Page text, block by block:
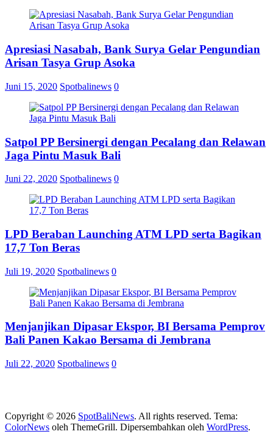
Apresiasi Nasabah, Bank Surya Gelar Pengundian
Arisan Tasya Grup Asoka
Juni 15, 2020 Spotbalinews 0
Satpol PP Bersinergi dengan Pecalang dan Relawan
Jaga Pintu Masuk Bali
Juni 22, 2020 Spotbalinews 0
LPD Beraban Launching ATM LPD serta Bagikan
17,7 Ton Beras
Juli 19, 2020 Spotbalinews 0
Menjanjikan Dipasar Ekspor, BI Bersama Pemprov
Bali Panen Kakao Bersama di Jembrana
Juli 22, 2020 Spotbalinews 0
Copyright © 2026 SpotBaliNews. All rights reserved. Tema:
ColorNews oleh ThemeGrill. Dipersembahkan oleh WordPress.